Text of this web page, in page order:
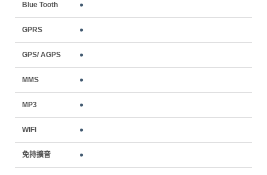
Blue Tooth ●
GPRS ●
GPS/ AGPS ●
MMS ●
MP3 ●
WIFI ●
免持擴音 ●